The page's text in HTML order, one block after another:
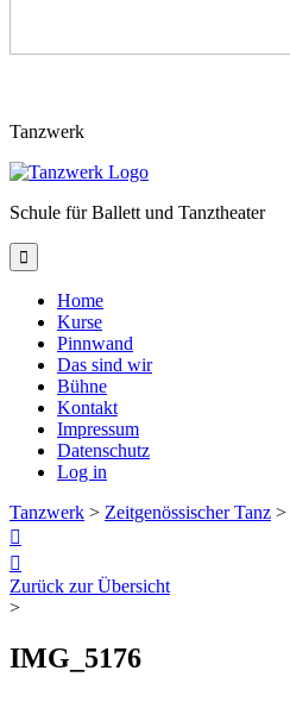
to
Tanzwerk
Schule für Ballett und Tanztheater

Home
Kurse
Pinnwand
Das sind wir
Bühne
Kontakt
Impressum
Datenschutz
Log in
Tanzwerk > Zeitgenössischer Tanz >


Zurück zur Übersicht
>
IMG_5176